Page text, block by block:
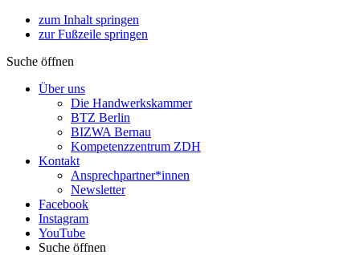
zum Inhalt springen
zur Fußzeile springen
Suche öffnen
Über uns
Die Handwerkskammer
BTZ Berlin
BIZWA Bernau
Kompetenzzentrum ZDH
Kontakt
Ansprechpartner*innen
Newsletter
Facebook
Instagram
YouTube
Suche öffnen